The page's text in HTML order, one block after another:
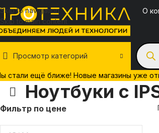
Skip to navigation
Skip to main content
стали ещё ближе! Новые магазины уже
О
Просмотр категорий
Ноутбуки с
Фильтр по цене